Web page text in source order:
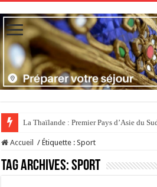
La Thaïlande : Premier Pays d’Asie du
Accueil / Étiquette :Sport
Tag Archives:Sport